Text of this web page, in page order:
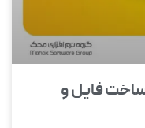
ساخت فایل و